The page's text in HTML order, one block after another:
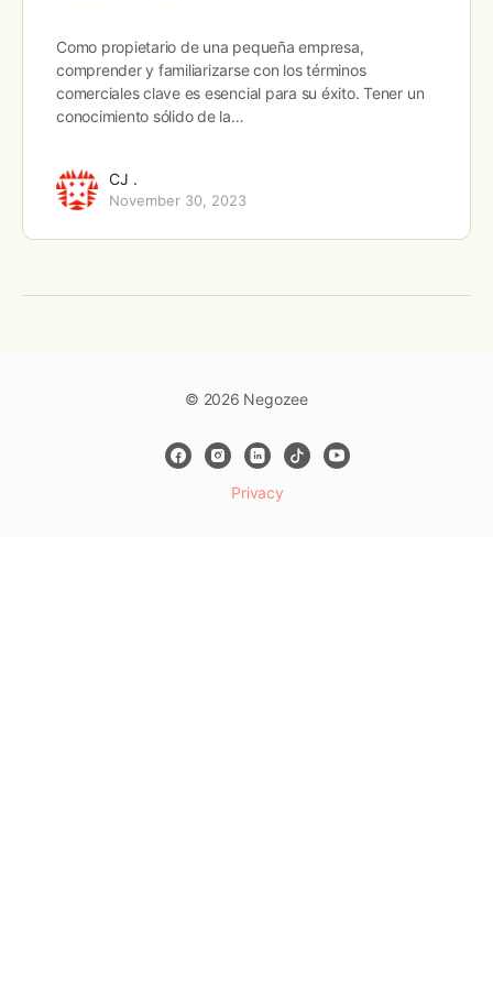
Como propietario de una pequeña empresa,
comprender y familiarizarse con los términos
comerciales clave es esencial para su éxito. Tener un
conocimiento sólido de la…
CJ .
November 30, 2023
© 2026 Negozee
Privacy